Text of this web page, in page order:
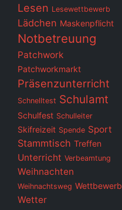
Lesen Lesewettbewerb
Lädchen Maskenpflicht
Notbetreuung
Patchwork
Patchworkmarkt
Präsenzunterricht
Schnelltest Schulamt
Schulfest Schulleiter
Skifreizeit Spende Sport
Stammtisch Treffen
Unterricht Verbeamtung
Weihnachten
Weihnachtsweg Wettbewerb
Wetter